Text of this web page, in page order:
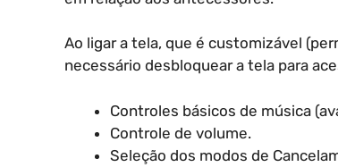
Ao ligar a tela, que é customizável
necessário desbloquear a tela para
Controles básicos de música
Controle de volume.
Seleção dos modos de